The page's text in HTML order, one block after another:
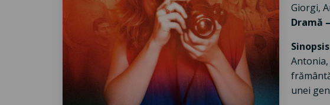
Giorgi,
Dramă
unei